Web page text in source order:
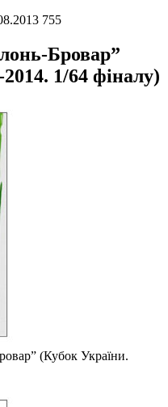
755
Бровар”
1/64 фіналу)
(Кубок України.